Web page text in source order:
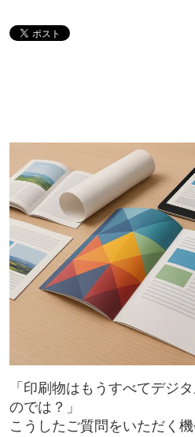
「印刷物はもうすべてデジ
のでは？」
こうしたご質問をいただく